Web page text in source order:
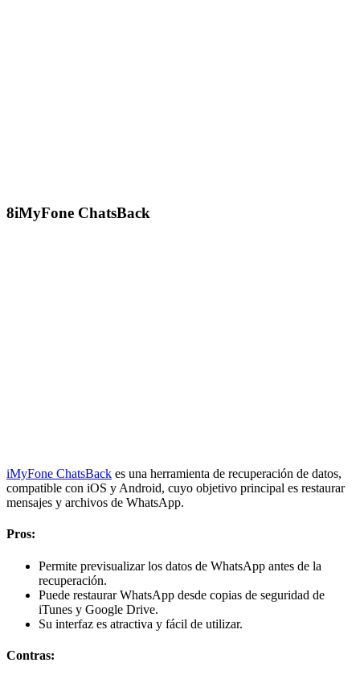
8iMyFone ChatsBack
iMyFone ChatsBack es una herramienta de recuperación de datos,
compatible con iOS y Android, cuyo objetivo principal es restaurar
mensajes y archivos de WhatsApp.
Pros:
Permite previsualizar los datos de WhatsApp antes de la
recuperación.
Puede restaurar WhatsApp desde copias de seguridad de
iTunes y Google Drive.
Su interfaz es atractiva y fácil de utilizar.
Contras: